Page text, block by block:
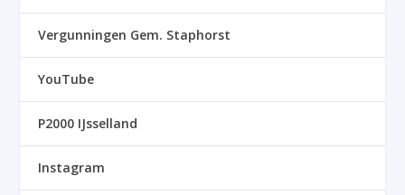
Vergunningen Gem. Staphorst
YouTube
P2000 IJsselland
Instagram